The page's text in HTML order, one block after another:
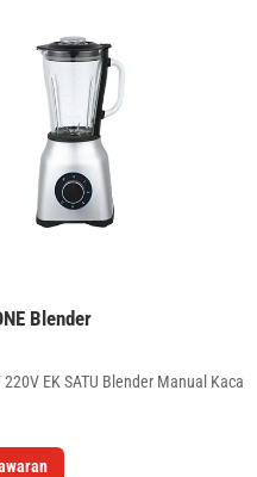
Blender
EK SATU Blender Manual Kaca